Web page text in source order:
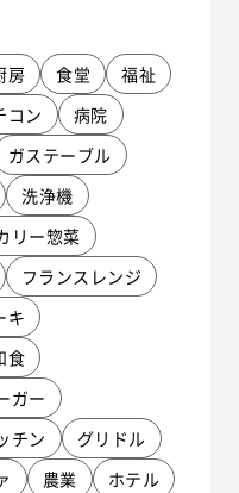
房 食堂
福祉
コン
病院
ガステーブル
洗浄機
リー惣菜
フランスレンジ
キ
食
ガー
チン
グリドル
農業
ホテル